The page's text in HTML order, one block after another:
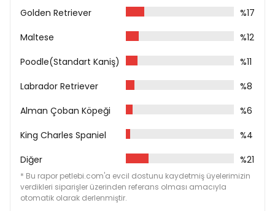
Golden Retriever
%17
Maltese
%12
Poodle(Standart Kaniş)
%11
Labrador Retriever
%8
Alman Çoban Köpeği
%6
King Charles Spaniel
%4
Diğer
%21
* Bu rapor petlebi.com'a evcil dostunu kaydetmiş üyelerimizin
verdikleri siparişler üzerinden referans olması amacıyla
otomatik olarak derlenmiştir.